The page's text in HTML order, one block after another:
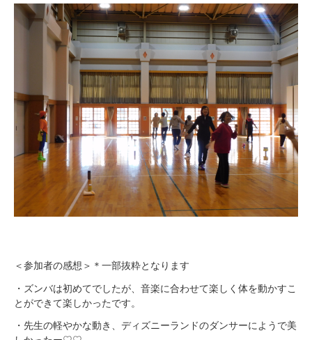
＜参加者の感想＞＊一部抜粋となります
・ズンバは初めてでしたが、音楽に合わせて楽しく体を動かすこ
とができて楽しかったです。
・先生の軽やかな動き、ディズニーランドのダンサーにようで美